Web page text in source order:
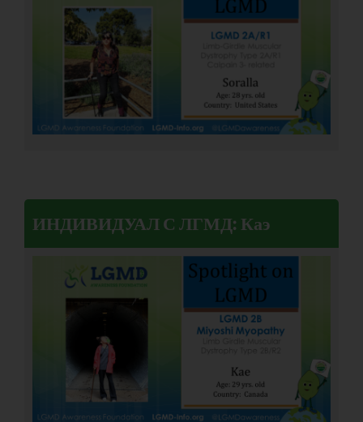
ИНДИВИДУАЛ С ЛГМД: Каэ